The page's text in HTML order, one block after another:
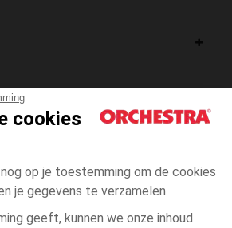
cookies
op je toestemming om de cookies
je gegevens te verzamelen.
geeft, kunnen we onze inhoud